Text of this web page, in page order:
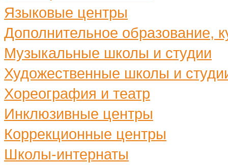
Языковые центры
Дополнительное образование,
Музыкальные школы и студии
Художественные школы и
Хореография и театр
Инклюзивные центры
Коррекционные центры
Школы-интернаты